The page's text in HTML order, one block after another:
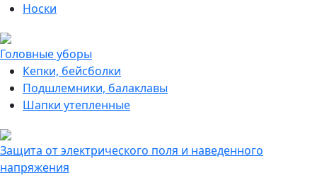
Носки
Головные уборы
Кепки, бейсболки
Подшлемники, балаклавы
Шапки утепленные
Защита от электрического поля и наведенного
напряжения